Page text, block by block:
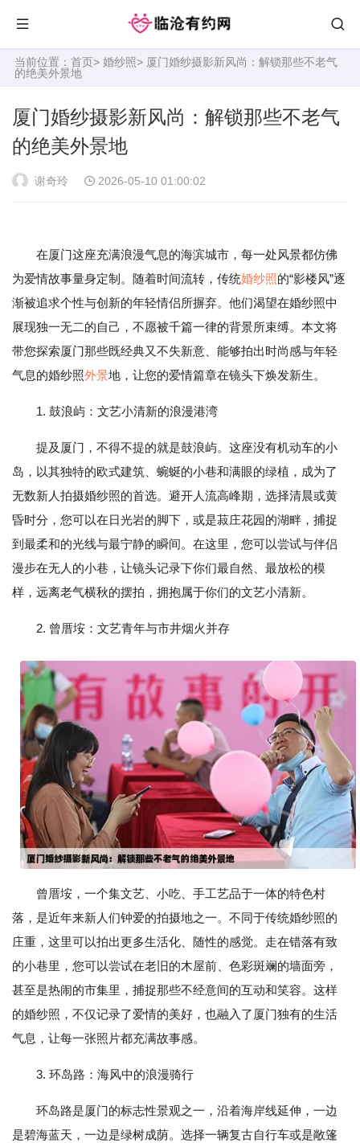
当前位置： 首页> 婚纱照> 厦门婚纱摄影新风尚：解锁那些不老气
的绝美外景地
厦门婚纱摄影新风尚：解锁那些不老气
的绝美外景地
谢奇玲 2026-05-10 01:00:02
在厦门这座充满浪漫气息的海滨城市，每一处风景都仿佛
为爱情故事量身定制。随着时间流转，传统婚纱照的“影楼风”逐
渐被追求个性与创新的年轻情侣所摒弃。他们渴望在婚纱照中
展现独一无二的自己，不愿被千篇一律的背景所束缚。本文将
带您探索厦门那些既经典又不失新意、能够拍出时尚感与年轻
气息的婚纱照外景地，让您的爱情篇章在镜头下焕发新生。
1. 鼓浪屿：文艺小清新的浪漫港湾
提及厦门，不得不提的就是鼓浪屿。这座没有机动车的小
岛，以其独特的欧式建筑、蜿蜒的小巷和满眼的绿植，成为了
无数新人拍摄婚纱照的首选。避开人流高峰期，选择清晨或黄
昏时分，您可以在日光岩的脚下，或是菽庄花园的湖畔，捕捉
到最柔和的光线与最宁静的瞬间。在这里，您可以尝试与伴侣
漫步在无人的小巷，让镜头记录下你们最自然、最放松的模
样，远离老气横秋的摆拍，拥抱属于你们的文艺小清新。
2. 曾厝垵：文艺青年与市井烟火并存
曾厝垵，一个集文艺、小吃、手工艺品于一体的特色村
落，是近年来新人们钟爱的拍摄地之一。不同于传统婚纱照的
庄重，这里可以拍出更多生活化、随性的感觉。走在错落有致
的小巷里，您可以尝试在老旧的木屋前、色彩斑斓的墙面旁，
甚至是热闹的市集里，捕捉那些不经意间的互动和笑容。这样
的婚纱照，不仅记录了爱情的美好，也融入了厦门独有的生活
气息，让每一张照片都充满故事感。
3. 环岛路：海风中的浪漫骑行
环岛路是厦门的标志性景观之一，沿着海岸线延伸，一边
是碧海蓝天，一边是绿树成荫。选择一辆复古自行车或是敞篷